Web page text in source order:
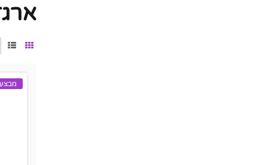
ארגז 55 ליטר
מבצע